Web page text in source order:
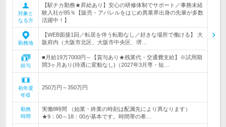
対象と
なる方
【駅チカ勤務★昇給あり】安心の研修体制でサポート／事務未経
験入社が85％【販売・アパレルをはじめ異業界出身の先輩が多数
活躍中！】
勤務地
【WEB面接1回／転居を伴う転勤なし／好きな場所で働ける】 大
阪府内（大阪市北区、大阪市中央区、堺…
給与
■月給19万7000円～【賞与あり★残業代・交通費支給】※試用期
間3ヶ月あり(待遇に変動なし)（2027年3月専・短…
初年度
年収
250万円～350万円
勤務
時間
実働8時間 （始業・終業の時刻は配属先により異なります）
★9：00～18：00が基本です。時間帯の希…